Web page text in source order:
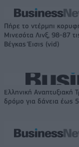
Πήρε το ντέρμπι
Μινεσότα Λινξ, 98-87
Βέγκας Έισις (vid)
Ελληνική Αναπτυξιακή
δρόμο για δάνεια έως